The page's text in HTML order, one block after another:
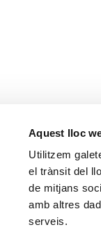
Aquest lloc
Utilitzem
el trànsit del
de mitjans
amb altres
serveis.